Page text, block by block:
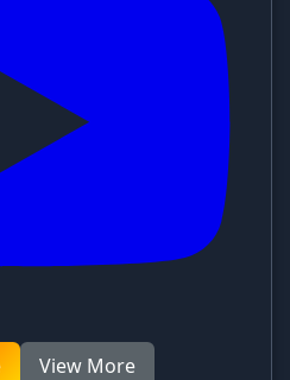
View More